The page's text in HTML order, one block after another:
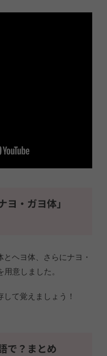
ヨ・ガヨ体」
ヘヨ体、さらにナヨ・
意しました。
て覚えましょう！
で？まとめ